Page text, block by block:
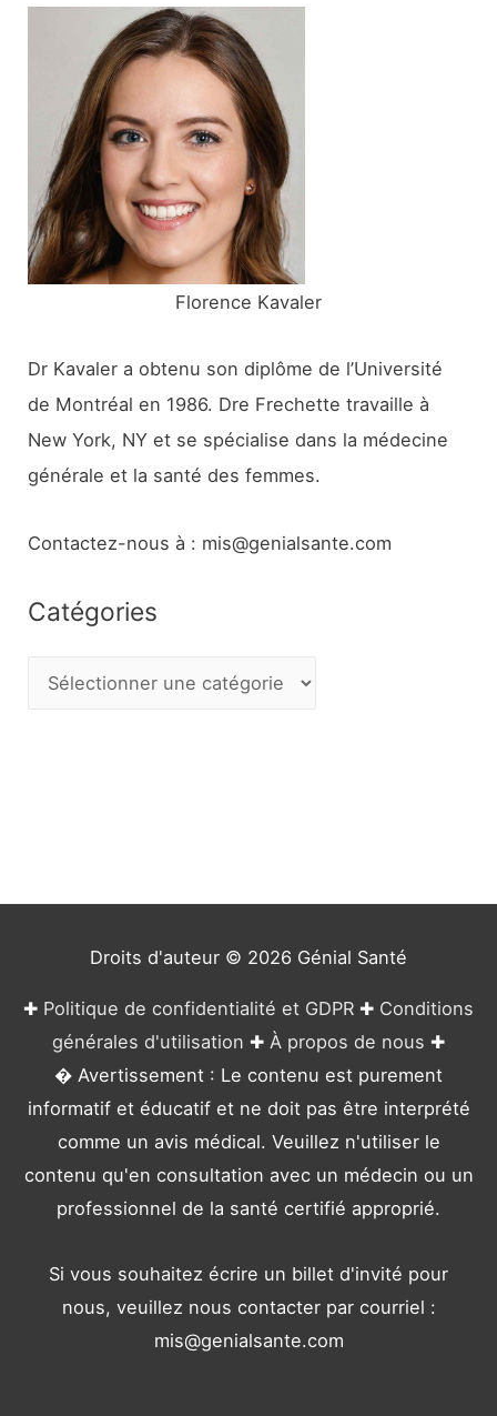
:
Florence Kavaler
Dr Kavaler a obtenu son diplôme de l’Université
de Montréal en 1986. Dre Frechette travaille à
New York, NY et se spécialise dans la médecine
générale et la santé des femmes.
Contactez-nous à : mis@genialsante.com
Catégories
Droits d'auteur © 2026 Génial Santé
✚ Politique de confidentialité et GDPR ✚ Conditions
générales d'utilisation ✚ À propos de nous ✚
� Avertissement : Le contenu est purement
informatif et éducatif et ne doit pas être interprété
comme un avis médical. Veuillez n'utiliser le
contenu qu'en consultation avec un médecin ou un
professionnel de la santé certifié approprié.
Si vous souhaitez écrire un billet d'invité pour
nous, veuillez nous contacter par courriel :
mis@genialsante.com